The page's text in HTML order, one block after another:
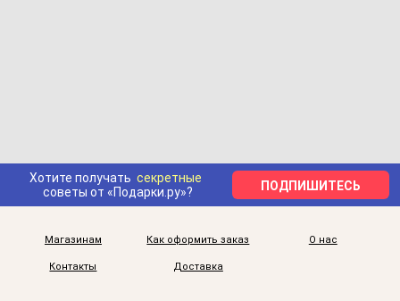
Хотите получать секретные
советы от «Подарки.ру»?
ПОДПИШИТЕСЬ
Магазинам Как оформить заказ О нас
Контакты Доставка